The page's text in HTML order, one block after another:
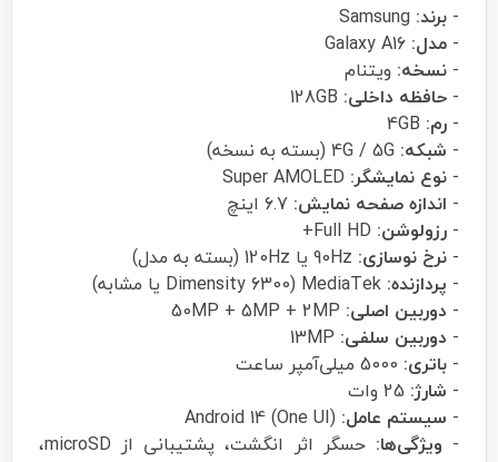
- برند:
- مدل:
- نسخه: ویتنام
- حافظه داخلی:
- رم:
- شبکه:
- نوع نمایشگر:
- اندازه صفحه نمایش:
- رزولوشن:
- نرخ نوسازی:
- پردازنده:
- دوربین اصلی:
- دوربین سلفی:
- باتری:
- شارژ:
- سیستم عامل:
- ویژگی‌ها:
حسگر اثر انگشت، پشتیبانی از microSD،